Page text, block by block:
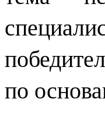
по